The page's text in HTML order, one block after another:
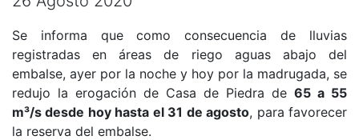
Se informa que como consecuencia de lluvias
registradas en áreas de riego aguas abajo del
embalse, ayer por la noche y hoy por la madrugada, se
redujo la erogación de Casa de Piedra de 65 a 55
m³/s desde hoy hasta el 31 de agosto, para favorecer
la reserva del embalse.